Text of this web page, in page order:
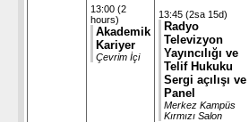
13:00 (2
hours)
Akademik
Kariyer
Çevrim İçi
13:45 (2sa 15d)
Radyo
Televizyon
Yayıncılığı ve
Telif Hukuku
Sergi açılışı ve
Panel
Merkez Kampüs
Kırmızı Salon